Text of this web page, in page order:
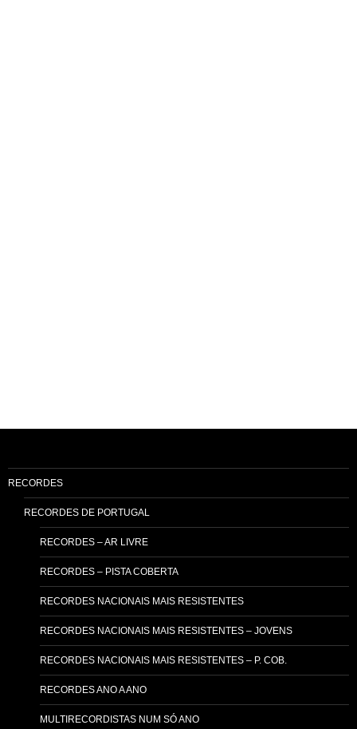
RECORDES
RECORDES DE PORTUGAL
RECORDES – AR LIVRE
RECORDES – PISTA COBERTA
RECORDES NACIONAIS MAIS RESISTENTES
RECORDES NACIONAIS MAIS RESISTENTES – JOVENS
RECORDES NACIONAIS MAIS RESISTENTES – P. COB.
RECORDES ANO A ANO
MULTIRECORDISTAS NUM SÓ ANO